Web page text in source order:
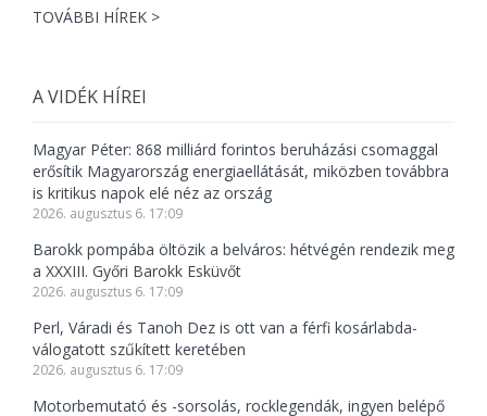
TOVÁBBI HÍREK >
A VIDÉK HÍREI
Magyar Péter: 868 milliárd forintos beruházási csomaggal
erősítik Magyarország energiaellátását, miközben továbbra
is kritikus napok elé néz az ország
2026. augusztus 6. 17:09
Barokk pompába öltözik a belváros: hétvégén rendezik meg
a XXXIII. Győri Barokk Esküvőt
2026. augusztus 6. 17:09
Perl, Váradi és Tanoh Dez is ott van a férfi kosárlabda-
válogatott szűkített keretében
2026. augusztus 6. 17:09
Motorbemutató és -sorsolás, rocklegendák, ingyen belépő